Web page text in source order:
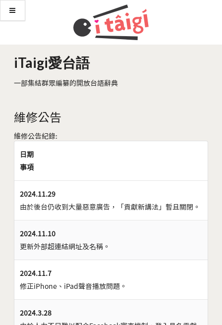
iTaigi愛台語
一部集結群眾編纂的開放台語辭典
維修公告
維修公告紀錄:
日期
事項
2024.11.29
由於後台仍收到大量惡意廣告，「貢獻新講法」暫且關閉。
2024.11.10
更新外部超連結網址及名稱。
2024.11.7
修正iPhone、iPad聲音播放問題。
2024.3.28